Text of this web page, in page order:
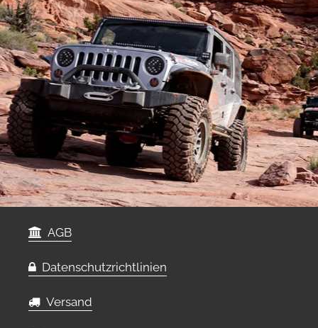
AGB
Datenschutzrichtlinien
Versand